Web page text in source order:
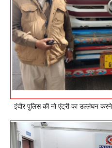
इंदौर पुलिस की नो एंट्री का उल्लंघन करने